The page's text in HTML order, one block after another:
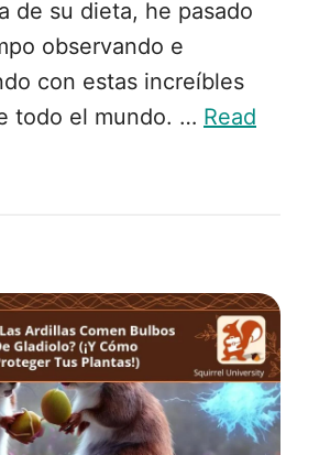
de su dieta, he pasado
observando e
con estas increíbles
todo el mundo. … Read